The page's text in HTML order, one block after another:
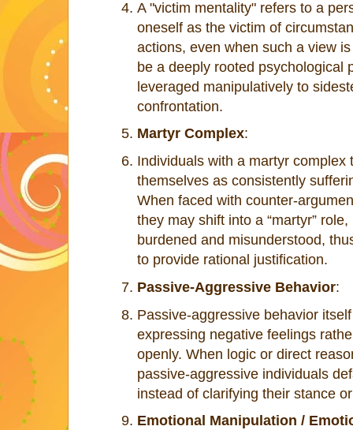
A "victim mentality" refers to a
oneself as the victim of
actions, even when such a view
be a deeply rooted psychological
leveraged manipulatively to
confrontation.
Martyr Complex:
Individuals with a martyr complex
themselves as consistently
When faced with counter-
they may shift into a “martyr”
burdened and misunderstood,
to provide rational justification.
Passive-Aggressive Behavior:
Passive-aggressive behavior
expressing negative feelings
openly. When logic or direct
passive-aggressive individuals
instead of clarifying their stance
Emotional Manipulation /